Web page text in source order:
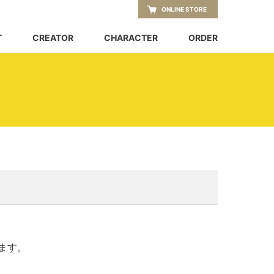
CREATOR CHARACTER ORDER
ONLINE STORE
。